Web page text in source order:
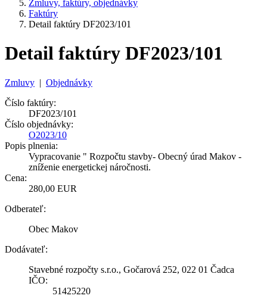
Zmluvy, faktúry, objednávky
Faktúry
Detail faktúry DF2023/101
Detail faktúry DF2023/101
Zmluvy | Objednávky
Číslo faktúry:
DF2023/101
Číslo objednávky:
O2023/10
Popis plnenia:
Vypracovanie " Rozpočtu stavby- Obecný úrad Makov -
zníženie energetickej náročnosti.
Cena:
280,00 EUR
Odberateľ:
Obec Makov
Dodávateľ:
Stavebné rozpočty s.r.o., Gočarová 252, 022 01 Čadca
IČO:
51425220